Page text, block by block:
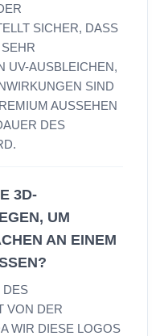
SICHER, DASS
UV-AUSBLEICHEN,
SIND
AUSSEHEN
DES
3D-
UM
AN EINEM
DES
VON DER
WIR DIESE LOGOS